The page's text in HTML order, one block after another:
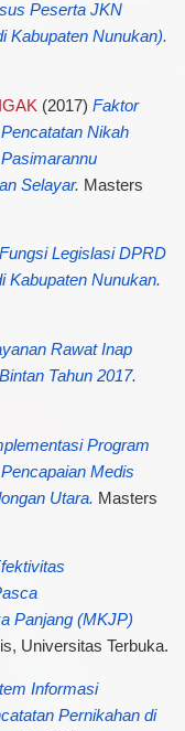
Peserta JKN
Kabupaten Nunukan).
(2017) Faktor
Nikah
Selayar. Masters
Legislasi DPRD
Kabupaten Nunukan.
Rawat Inap
Tahun 2017.
Program
Medis
Utara. Masters
Panjang (MKJP)
Universitas Terbuka.
Informasi
Pernikahan di